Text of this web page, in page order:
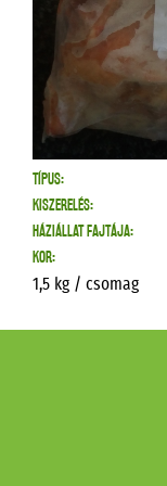
TÍPUS:
KISZERELÉS:
HÁZIÁLLAT FAJTÁJA:
KOR:
1,5 kg / csomag